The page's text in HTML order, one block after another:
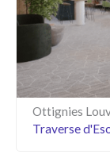
Ottignies
Traverse